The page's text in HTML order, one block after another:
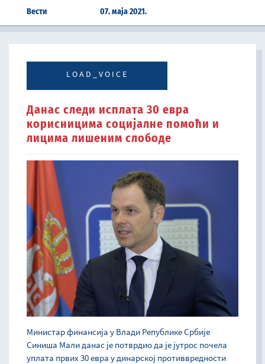
Вести 07. маја 2021.
LOAD_VOICE
Данас следи исплата 30 евра
корисницима социјалне помоћи и
лицима лишеним слободе
Министар финансија у Влади Републике Србије
Синиша Мали данас је потврдио да је јутрос почела
уплата првих 30 евра у динарској противвредности